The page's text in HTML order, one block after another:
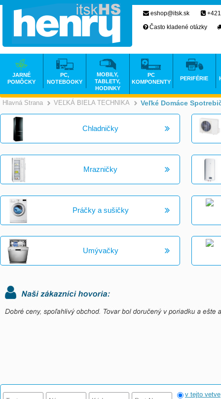
Hlavná Strana >
VEĽKÁ BIELA TECHNIKA >
Veľké Domáce
Chladničky
Mrazničky
Práčky a sušičky
Umývačky
v tejto vetve
eshop@itsk.sk
Často kladené otázky
JARNÉ
POMÔCKY
PC,
NOTEBOOKY
MOBILY,
TABLETY,
HODINKY
PC
KOMPONENTY
PERIFÉRIE